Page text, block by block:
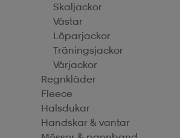
Skaljackor
Västar
Löparjackor
Träningsjackor
Vårjackor
Regnkläder
Fleece
Halsdukar
Handskar & vantar